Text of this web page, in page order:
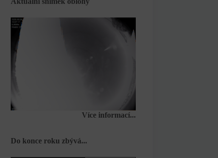
Více informací...
Do konce roku zbývá...